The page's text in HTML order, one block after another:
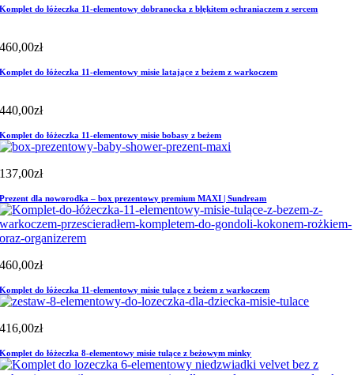
Komplet do łóżeczka 11-elementowy dobranocka z błękitem ochraniaczem z sercem
460,00zł
Komplet do łóżeczka 11-elementowy misie latające z beżem z warkoczem
440,00zł
Komplet do łóżeczka 11-elementowy misie bobasy z beżem
137,00zł
Prezent dla noworodka – box prezentowy premium MAXI | Sundream
460,00zł
Komplet do łóżeczka 11-elementowy misie tulące z beżem z warkoczem
416,00zł
Komplet do łóżeczka 8-elementowy misie tulące z beżowym minky